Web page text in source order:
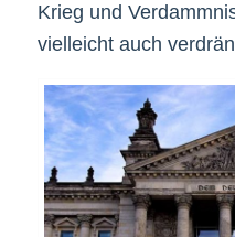
Krieg und
vielleicht auch